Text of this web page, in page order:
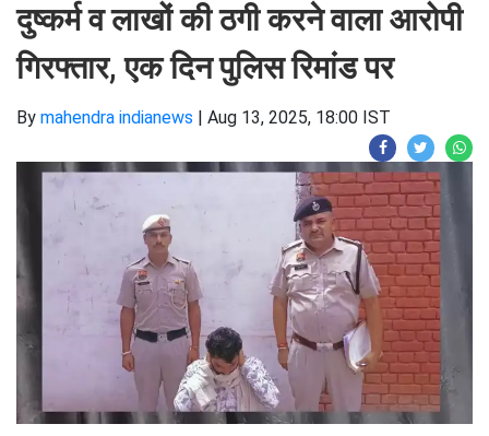
दुष्कर्म व लाखों की ठगी करने वाला आरोपी
गिरफ्तार, एक दिन पुलिस रिमांड पर
By mahendra indianews | Aug 13, 2025, 18:00 IST